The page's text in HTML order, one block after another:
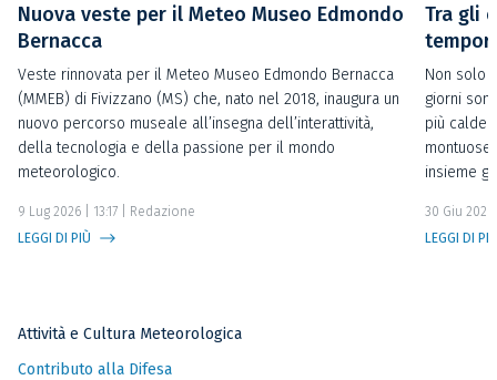
Nuova veste per il Meteo Museo Edmondo
Bernacca
Veste rinnovata per il Meteo Museo Edmondo Bernacca
(MMEB) di Fivizzano (MS) che, nato nel 2018, inaugura un
nuovo percorso museale all’insegna dell’interattività,
della tecnologia e della passione per il mondo
meteorologico.
9 Lug 2026 | 13:17 | Redazione
LEGGI DI PIÙ
Tra gli
Non solo
giorni
più calde
insieme
30 Giu
LEGGI DI
Attività e Cultura Meteorologica
Contributo alla Difesa